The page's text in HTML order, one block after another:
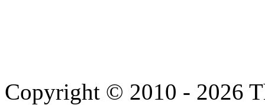
Copyright © 2010 - 2026